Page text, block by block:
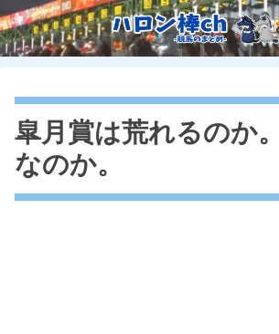
皐月賞は荒れるのか
なのか。